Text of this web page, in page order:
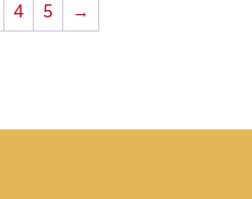
4 5 →